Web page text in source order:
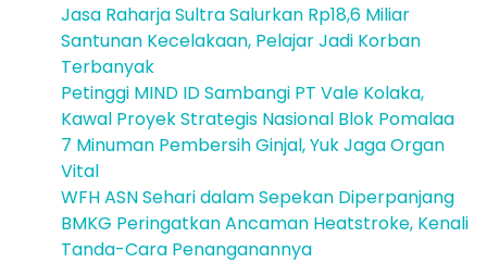
Jasa Raharja Sultra Salurkan Rp18,6 Miliar
Santunan Kecelakaan, Pelajar Jadi Korban
Terbanyak
Petinggi MIND ID Sambangi PT Vale Kolaka,
Kawal Proyek Strategis Nasional Blok Pomalaa
7 Minuman Pembersih Ginjal, Yuk Jaga Organ
Vital
WFH ASN Sehari dalam Sepekan Diperpanjang
BMKG Peringatkan Ancaman Heatstroke, Kenali
Tanda-Cara Penanganannya